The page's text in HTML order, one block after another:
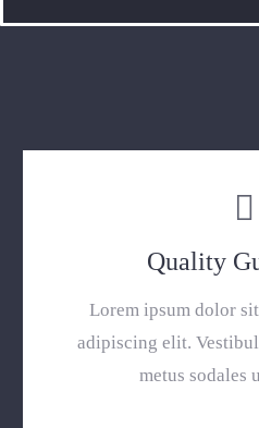
Quality
Lorem ipsum dolor
adipiscing elit.
metus sodales